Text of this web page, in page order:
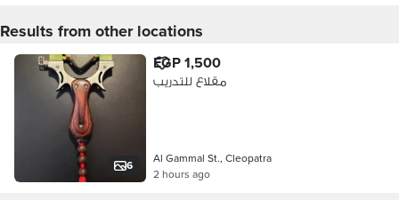
Results from other locations
6
EGP 1,500
مقلاع للتدريب
Al Gammal St., Cleopatra
2 hours ago